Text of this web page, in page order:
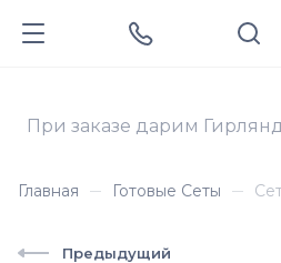
При заказе дарим
Главная Готовые Сеты
Предыдущий